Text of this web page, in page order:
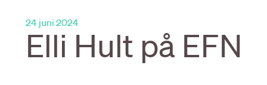
24 juni 2024
Elli Hult på EFN